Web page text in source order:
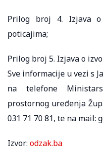
Prilog broj 4. Izjava o
poticajima;
Prilog broj 5. Izjava o
Sve informacije u vezi s
na telefone
prostornog uređenja
031 71 70 81, te na mail:
Izvor: odzak.ba